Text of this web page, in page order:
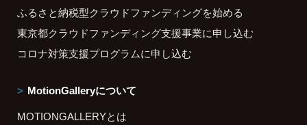
ふるさと納税型クラウドファンディングを始める
東京都クラウドファンディング支援事業に申し込む
コロナ対策支援プログラムに申し込む
MotionGalleryについて
MOTIONGALLERYとは